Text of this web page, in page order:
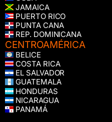
JAMAICA
PUERTO RICO
PUNTA CANA
REP. DOMINICANA
CENTROAMÉRICA
BELICE
COSTA RICA
EL SALVADOR
GUATEMALA
HONDURAS
NICARAGUA
PANAMÁ